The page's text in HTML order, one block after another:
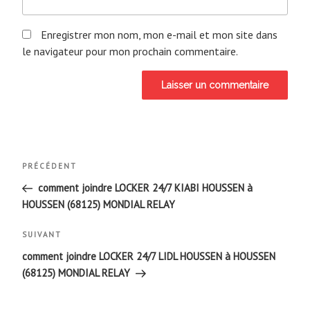
Enregistrer mon nom, mon e-mail et mon site dans
le navigateur pour mon prochain commentaire.
Navigation
de
l’article
Article
précédent
PRÉCÉDENT
comment joindre LOCKER 24/7 KIABI HOUSSEN à
HOUSSEN (68125) MONDIAL RELAY
Article
suivant
SUIVANT
comment joindre LOCKER 24/7 LIDL HOUSSEN à HOUSSEN
(68125) MONDIAL RELAY